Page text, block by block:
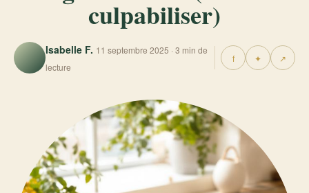
culpabiliser)
Isabelle F. 11 septembre 2025 · 3 min de
lecture
f ✦ ↗